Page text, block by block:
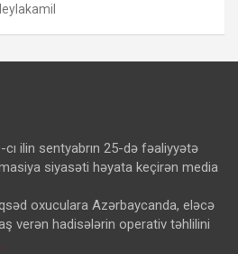
leylakamil
cı ilin sentyabrın 25-də fəaliyyətə
siyasəti həyata keçirən media
oxuculara Azərbaycanda, eləcə
verən hadisələrin operativ təhlilini